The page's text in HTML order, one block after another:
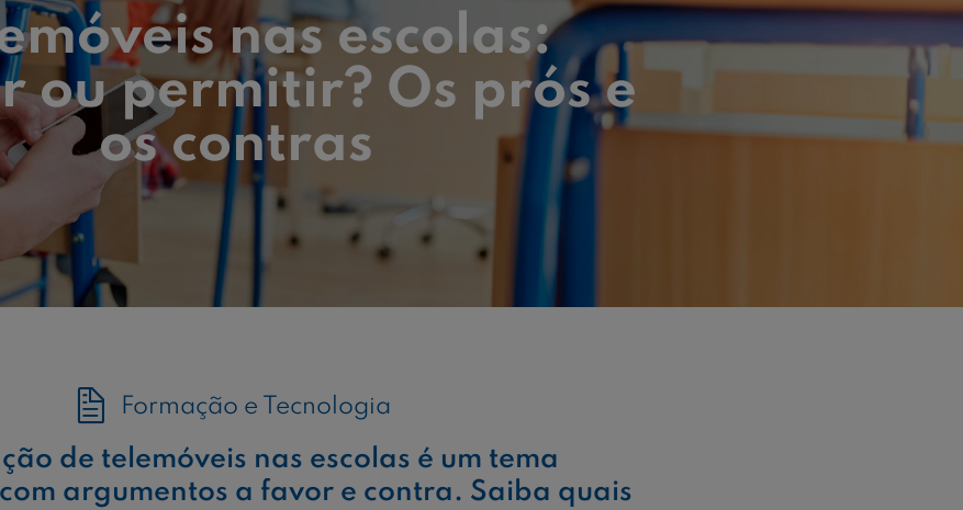
nas escolas:
ou permitir? Os prós e
os contras
Formação e Tecnologia
de telemóveis nas escolas é um tema
argumentos a favor e contra. Saiba quais